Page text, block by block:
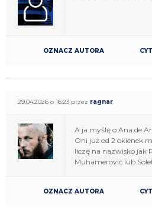
OZNACZ AUTORA
29.04.2026 o 16:23 przez ragnar
A ja myślę o Ana de
Oni już od 2 okienek
liczę na nazwisko jak
Muhamerovic lub
OZNACZ AUTORA